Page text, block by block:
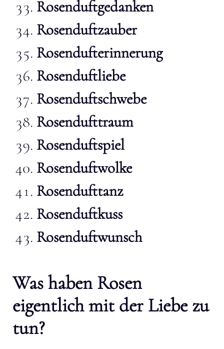
Rosenduftgedanken
Rosenduftzauber
Rosendufterinnerung
Rosenduftliebe
Rosenduftschwebe
Rosendufttraum
Rosenduftspiel
Rosenduftwolke
Rosendufttanz
Rosenduftkuss
Rosenduftwunsch
Was haben Rosen
eigentlich mit der Liebe zu
tun?